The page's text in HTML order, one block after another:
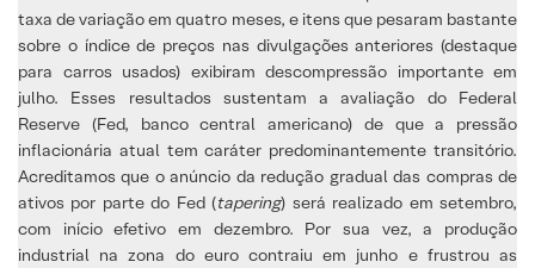
taxa de variação em quatro meses, e itens que pesaram bastante
sobre o índice de preços nas divulgações anteriores (destaque
para carros usados) exibiram descompressão importante em
julho. Esses resultados sustentam a avaliação do Federal
Reserve (Fed, banco central americano) de que a pressão
inflacionária atual tem caráter predominantemente transitório.
Acreditamos que o anúncio da redução gradual das compras de
ativos por parte do Fed (tapering) será realizado em setembro,
com início efetivo em dezembro. Por sua vez, a produção
industrial na zona do euro contraiu em junho e frustrou as